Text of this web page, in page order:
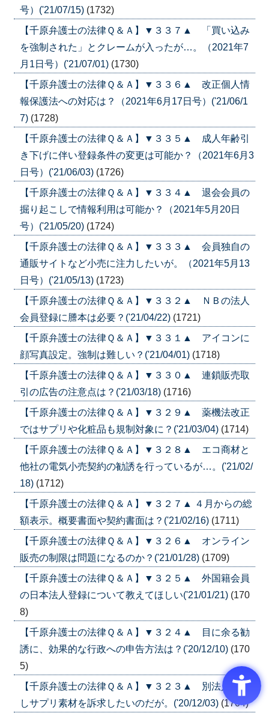
号）('21/07/15) (1732)
【千原弁護士の法律Ｑ＆Ａ】▼３３７▲ 「買い込み
を強制された」とクレームが入ったが…。（2021年7
月1日号）('21/07/01) (1730)
【千原弁護士の法律Ｑ＆Ａ】▼３３６▲ 改正個人情
報保護法への対応は？（2021年6月17日号）('21/06/1
7) (1728)
【千原弁護士の法律Ｑ＆Ａ】▼３３５▲ 成人年齢引
き下げに伴い登録条件の変更は可能か？（2021年6月3
日号）('21/06/03) (1726)
【千原弁護士の法律Ｑ＆Ａ】▼３３４▲ 退会会員の
掘り起こしで情報利用は可能か？（2021年5月20日
号）('21/05/20) (1724)
【千原弁護士の法律Ｑ＆Ａ】▼３３３▲ 会員独自の
通販サイトなど小売に注力したいが。（2021年5月13
日号）('21/05/13) (1723)
【千原弁護士の法律Ｑ＆Ａ】▼３３２▲ ＮＢの法人
会員登録に謄本は必要？('21/04/22) (1721)
【千原弁護士の法律Ｑ＆Ａ】▼３３１▲ アイコンに
顔写真設定。強制は難しい？('21/04/01) (1718)
【千原弁護士の法律Ｑ＆Ａ】▼３３０▲ 連鎖販売取
引の広告の注意点は？('21/03/18) (1716)
【千原弁護士の法律Ｑ＆Ａ】▼３２９▲ 薬機法改正
ではサプリや化粧品も規制対象に？('21/03/04) (1714)
【千原弁護士の法律Ｑ＆Ａ】▼３２８▲ エコ商材と
他社の電気小売契約の勧誘を行っているが…。('21/02/
18) (1712)
【千原弁護士の法律Ｑ＆Ａ】▼３２７▲ ４月からの総
額表示。概要書面や契約書面は？('21/02/16) (1711)
【千原弁護士の法律Ｑ＆Ａ】▼３２６▲ オンライン
販売の制限は問題になるのか？('21/01/28) (1709)
【千原弁護士の法律Ｑ＆Ａ】▼３２５▲ 外国籍会員
の日本法人登録について教えてほしい('21/01/21) (170
8)
【千原弁護士の法律Ｑ＆Ａ】▼３２４▲ 目に余る勧
誘に、効果的な行政への申告方法は？('20/12/10) (170
5)
【千原弁護士の法律Ｑ＆Ａ】▼３２３▲ 別法人を通
しサプリ素材を訴求したいのだが。('20/12/03) (1704)